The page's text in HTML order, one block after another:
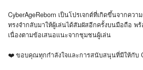
CyberAgeReborn เป็นโปรเจกต์ที่เกิดขึ้นจากควา
ทรงจำกลับมาให้ผู้เล่นได้สัมผัสอีกครั้งบนมือถือ พ
เนื่องตามข้อเสนอแนะจากชุมชนผู้เล่น
❤️ ขอบคุณทุกกำลังใจและการสนับสนุนที่มีให้กับ